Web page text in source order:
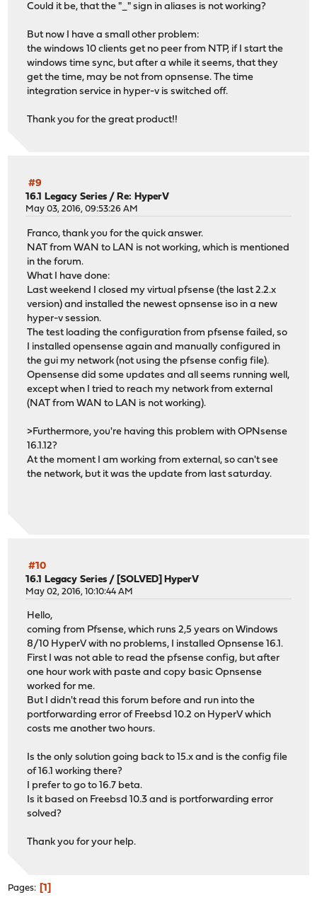
Could it be, that the "_" sign in aliases is not working?
But now I have a small other problem:
the windows 10 clients get no peer from NTP, if I start the
windows time sync, but after a while it seems, that they
get the time, may be not from opnsense. The time
integration service in hyper-v is switched off.
Thank you for the great product!!
#9
16.1 Legacy Series /Re: HyperV
May 03, 2016, 09:53:26 AM
Franco, thank you for the quick answer.
NAT from WAN to LAN is not working, which is mentioned
in the forum.
What I have done:
Last weekend I closed my virtual pfsense (the last 2.2.x
version) and installed the newest opnsense iso in a new
hyper-v session.
The test loading the configuration from pfsense failed, so
I installed opensense again and manually configured in
the gui my network (not using the pfsense config file).
Opensense did some updates and all seems running well,
except when I tried to reach my network from external
(NAT from WAN to LAN is not working).
>Furthermore, you're having this problem with OPNsense
16.1.12?
At the moment I am working from external, so can't see
the network, but it was the update from last saturday.
#10
16.1 Legacy Series / [SOLVED] HyperV
May 02, 2016, 10:10:44 AM
Hello,
coming from Pfsense, which runs 2,5 years on Windows
8/10 HyperV with no problems, I installed Opnsense 16.1.
First I was not able to read the pfsense config, but after
one hour work with paste and copy basic Opnsense
worked for me.
But I didn't read this forum before and run into the
portforwarding error of Freebsd 10.2 on HyperV which
costs me another two hours.
Is the only solution going back to 15.x and is the config file
of 16.1 working there?
I prefer to go to 16.7 beta.
Is it based on Freebsd 10.3 and is portforwarding error
solved?
Thank you for your help.
Pages 1